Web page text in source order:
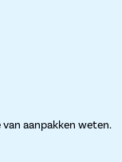
van aanpakken weten.